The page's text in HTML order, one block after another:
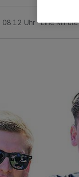
08:12 Uhr Eine